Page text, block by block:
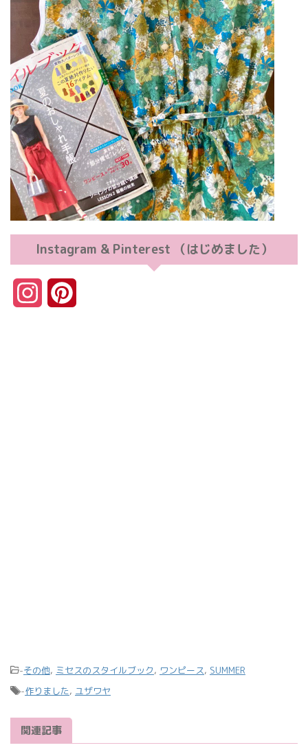
Instagram & Pinterest （はじめました）
-その他, ミセスのスタイルブック, ワンピース, SUMMER
-作りました, ユザワヤ
関連記事